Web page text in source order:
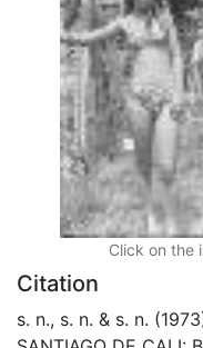
Click on the
Citation
s. n., s. n. & s. n.